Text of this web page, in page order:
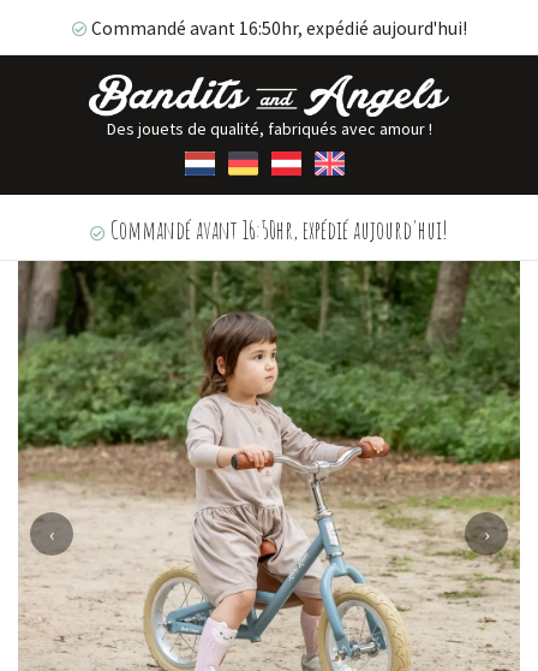
Commandé avant 16:50hr, expédié aujourd'hui!
Des jouets de qualité, fabriqués avec amour !
Commandé avant 16:50hr, expédié aujourd'hui!
‹ ›